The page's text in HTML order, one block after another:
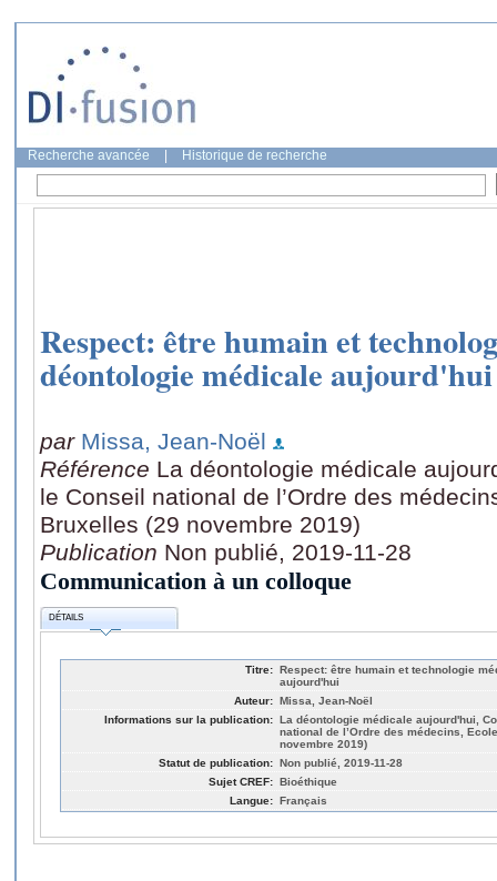
Recherche avancée Historique de recherche
Respect: être humain et
déontologie médicale aujourd'hui
par Missa, Jean-Noël
Référence La déontologie médicale
le Conseil national de l’Ordre des
Bruxelles (29 novembre 2019)
Publication Non publié, 2019-11-28
Communication à un colloque
DÉTAILS
Titre: Respect: être humain et technologie
aujourd'hui
Auteur: Missa, Jean-Noël
Informations sur la publication: La déontologie médicale aujourd'hui,
national de l’Ordre des médecins,
novembre 2019)
Statut de publication: Non publié, 2019-11-28
Sujet CREF: Bioéthique
Langue: Français